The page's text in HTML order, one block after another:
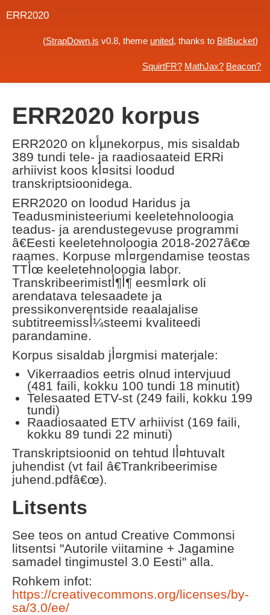
ERR2020
(StrapDown.js v0.8, theme united, thanks to BitBucket)
SquirtFR? MathJax? Beacon?
ERR2020 korpus
ERR2020 on kأµnekorpus, mis sisaldab
389 tundi tele- ja raadiosaateid ERRi
arhiivist koos kأ¤sitsi loodud
transkriptsioonidega.
ERR2020 on loodud Haridus ja
Teadusministeeriumi keeletehnoloogia
teadus- ja arendustegevuse programmi
â€‍Eesti keeletehnoloogia 2018-2027â€œ
raames. Korpuse mأ¤rgendamise teostas
TTأœ keeletehnoloogia labor.
Transkribeerimistأ¶أ¶ eesmأ¤rk oli
arendatava telesaadete ja
pressikonverentside reaalajalise
subtitreemissأ¼steemi kvaliteedi
parandamine.
Korpus sisaldab jأ¤rgmisi materjale:
Vikerraadios eetris olnud intervjuud
(481 faili, kokku 100 tundi 18 minutit)
Telesaated ETV-st (249 faili, kokku 199
tundi)
Raadiosaated ETV arhiivist (169 faili,
kokku 89 tundi 22 minuti)
Transkriptsioonid on tehtud lأ¤htuvalt
juhendist (vt fail â€‍Trankribeerimise
juhend.pdfâ€œ).
Litsents
See teos on antud Creative Commonsi
litsentsi "Autorile viitamine + Jagamine
samadel tingimustel 3.0 Eesti" alla.
Rohkem infot:
https://creativecommons.org/licenses/by-
sa/3.0/ee/